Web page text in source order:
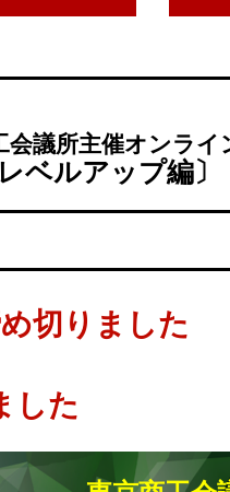
会議所主催オンライ
ベルアップ編〕
切りました
した